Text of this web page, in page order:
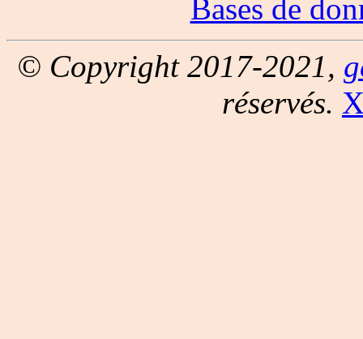
Bases de
© Copyright 2017-2021,
réservés.